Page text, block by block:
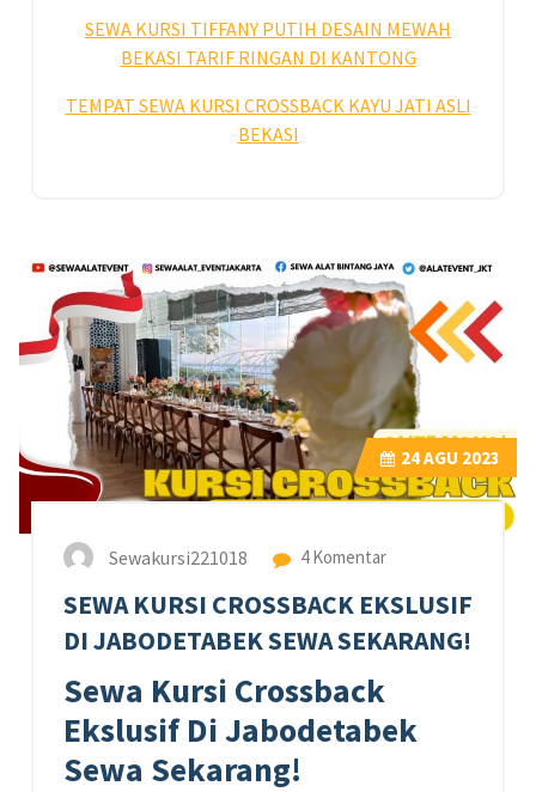
SEWA KURSI TIFFANY PUTIH DESAIN MEWAH
BEKASI TARIF RINGAN DI KANTONG
TEMPAT SEWA KURSI CROSSBACK KAYU JATI ASLI
BEKASI
24AGU 2023
Sewakursi221018 4 Komentar
SEWA KURSI CROSSBACK EKSLUSIF
DI JABODETABEK SEWA SEKARANG!
Sewa Kursi Crossback
Ekslusif Di Jabodetabek
Sewa Sekarang!